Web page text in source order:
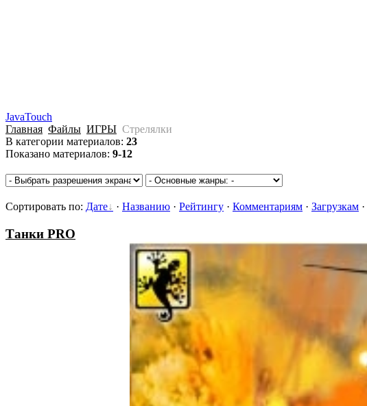
JavaTouch
Главная Файлы ИГРЫ Стрелялки
В категории материалов: 23
Показано материалов: 9-12
Сортировать по: Дате · Названию · Рейтингу · Комментариям · Загрузкам ·
Танки PRO